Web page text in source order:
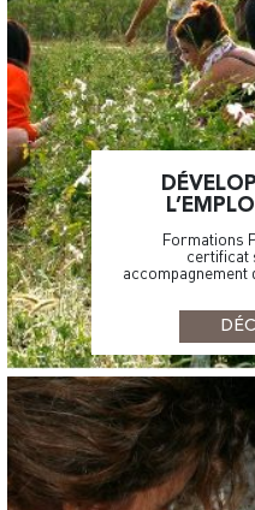
Formations
certificat